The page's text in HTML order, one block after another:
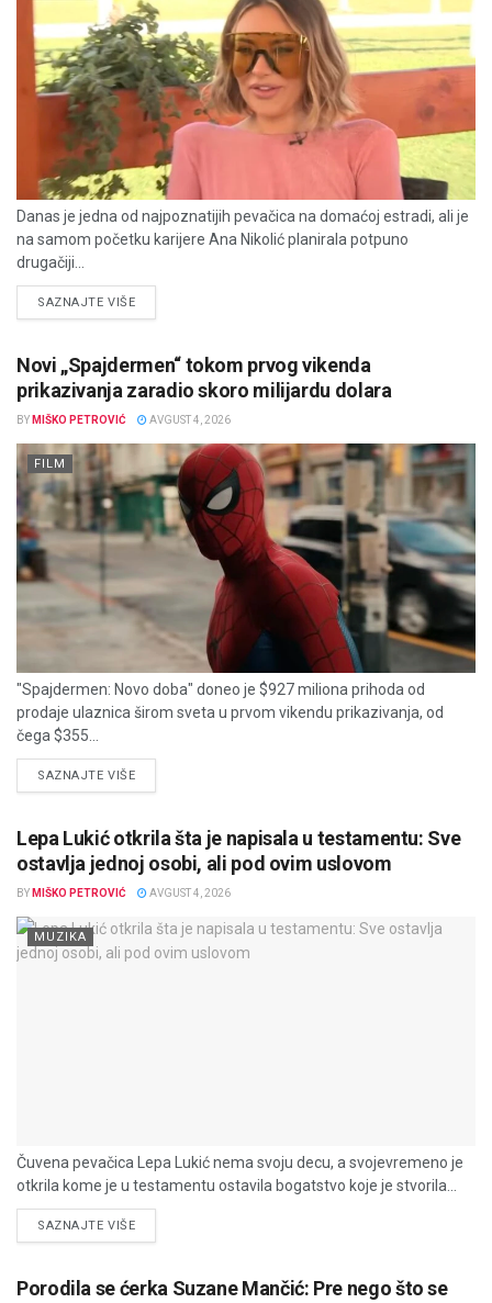
Danas je jedna od najpoznatijih pevačica na domaćoj estradi, ali je
na samom početku karijere Ana Nikolić planirala potpuno
drugačiji...
SAZNAJTE VIŠEDETAILS
Novi „Spajdermen“ tokom prvog vikenda
prikazivanja zaradio skoro milijardu dolara
BY MIŠKO PETROVIĆ AVGUST 4, 2026
FILM
"Spajdermen: Novo doba" doneo je $927 miliona prihoda od
prodaje ulaznica širom sveta u prvom vikendu prikazivanja, od
čega $355...
SAZNAJTE VIŠEDETAILS
Lepa Lukić otkrila šta je napisala u testamentu: Sve
ostavlja jednoj osobi, ali pod ovim uslovom
BY MIŠKO PETROVIĆ AVGUST 4, 2026
MUZIKA
Čuvena pevačica Lepa Lukić nema svoju decu, a svojevremeno je
otkrila kome je u testamentu ostavila bogatstvo koje je stvorila...
SAZNAJTE VIŠEDETAILS
Porodila se ćerka Suzane Mančić: Pre nego što se